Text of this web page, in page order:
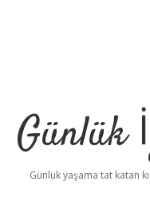
Günlük
Günlük yaşama tat katan